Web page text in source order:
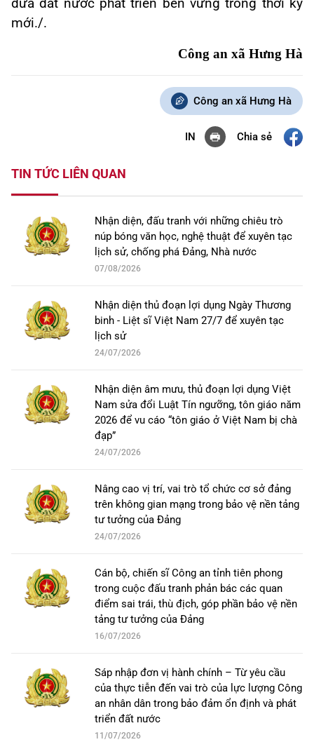
đưa đất nước phát triển bền vững trong thời kỳ
mới./.
Công an xã Hưng Hà
Công an xã Hưng Hà
IN Chia sẻ
TIN TỨC LIÊN QUAN
Nhận diện, đấu tranh với những chiêu trò
núp bóng văn học, nghệ thuật để xuyên tạc
lịch sử, chống phá Đảng, Nhà nước
07/08/2026
Nhận diện thủ đoạn lợi dụng Ngày Thương
binh - Liệt sĩ Việt Nam 27/7 để xuyên tạc
lịch sử
24/07/2026
Nhận diện âm mưu, thủ đoạn lợi dụng Việt
Nam sửa đổi Luật Tín ngưỡng, tôn giáo năm
2026 để vu cáo “tôn giáo ở Việt Nam bị chà
đạp”
24/07/2026
Nâng cao vị trí, vai trò tổ chức cơ sở đảng
trên không gian mạng trong bảo vệ nền tảng
tư tưởng của Đảng
24/07/2026
Cán bộ, chiến sĩ Công an tỉnh tiên phong
trong cuộc đấu tranh phản bác các quan
điểm sai trái, thù địch, góp phần bảo vệ nền
tảng tư tưởng của Đảng
16/07/2026
Sáp nhập đơn vị hành chính – Từ yêu cầu
của thực tiễn đến vai trò của lực lượng Công
an nhân dân trong bảo đảm ổn định và phát
triển đất nước
11/07/2026